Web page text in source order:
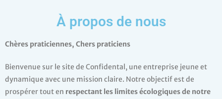
À propos de nous
Chères praticiennes, Chers praticiens
Bienvenue sur le site de Confidental, une entreprise jeune et
dynamique avec une mission claire. Notre objectif est de
prospérer tout en respectant les limites écologiques de notre